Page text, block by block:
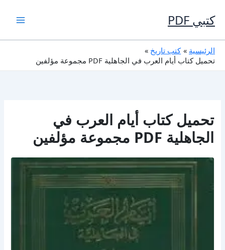
إلى
المحتوى
كتبي PDF
الرئيسية
كتب تاريخ
تحميل كتاب أيام العرب في الجاهلية PDF مجموعة مؤلفين
تحميل كتاب أيام العرب في
الجاهلية PDF مجموعة مؤلفين